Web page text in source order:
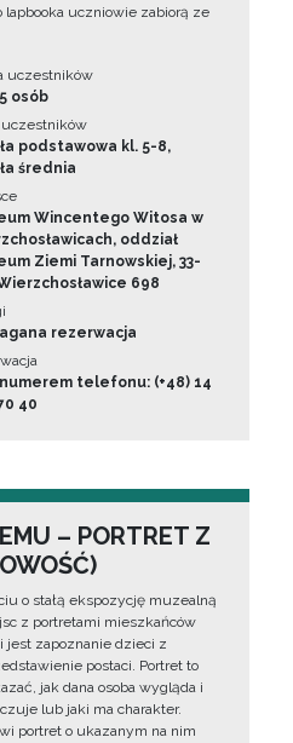
uczniowie zabiorą ze
uczestników
osób
podstawowa kl. 5-8,
średnia
Wincentego Witosa w
oddział
Ziemi Tarnowskiej, 33-
698
rezerwacja
telefonu: (+48) 14
40
– PORTRET Z
o stałą ekspozycję muzealną
z portretami mieszkańców
jest zapoznanie dzieci z
postaci. Portret to
jak dana osoba wygląda i
lub jaki ma charakter.
portret o ukazanym na nim